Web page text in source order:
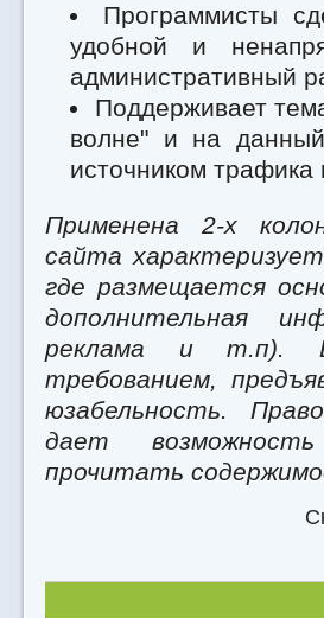
Программисты
удобной и
административный
Поддерживает
волне" и на
источником трафика
Применена 2-х
сайта
где размещается
дополнительная
реклама и т.п).
требованием,
юзабельность.
дает
прочитать